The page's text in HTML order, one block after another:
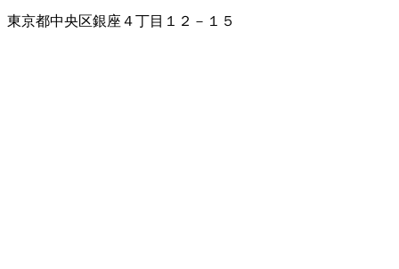
東京都中央区銀座４丁目１２－１５